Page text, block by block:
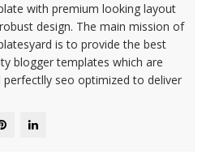
with premium looking layout
design. The main mission of
is to provide the best
blogger templates which are
seo optimized to deliver